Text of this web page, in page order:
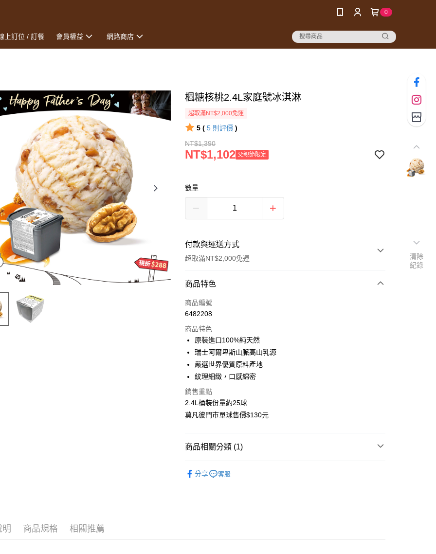
0
上訂位 / 訂餐 會員權益 網路商店
楓糖核桃2.4L家庭號冰淇淋
超取滿NT$2,000免運
5 ( 5 則評價 )
NT$1,390
NT$1,102 父親節限定
數量
付款與運送方式
超取滿NT$2,000免運
付款方式
信用卡一次付款
ATM付款
運送方式
冷凍7-11取貨(快速到店)
每筆NT$200，滿NT$2,000(含以上)免運費
冷凍宅配
商品特色
商品編號
6482208
商品特色
原裝進口100%純天然
瑞士阿爾卑斯山脈高山乳源
嚴選世界優質原料產地
紋理細緻，口感綿密
銷售重點
2.4L桶裝份量約25球
莫凡彼門市單球售價$130元
商品相關分類 (1)
分享
客服
明 商品規格 相關推薦
清除
紀錄